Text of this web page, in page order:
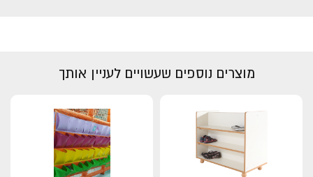
מוצרים נוספים שעשויים לעניין אותך